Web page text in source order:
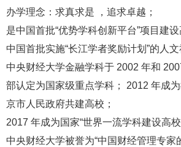
办学理念：求真求是 ，追求卓越；
是中国首批“优势学科创新平台”项目建设
中国首批实施“长江学者奖励计划”的人文
中央财经大学金融学科于 2002 年和
部认定为国家级重点学科； 2012 年成
京市人民政府共建高校；
2017 年成为国家“世界一流学科建设高校
中央财经大学被誉为“中国财经管理专家